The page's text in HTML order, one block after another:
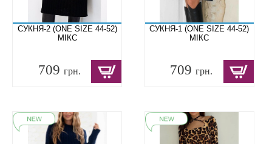
СУКНЯ-2 (ONE SIZE 44-52)
МІКС
709 грн.
СУКНЯ-1 (ONE SIZE 44-52)
МІКС
709грн.